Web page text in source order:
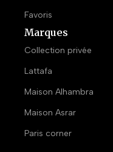
Favoris
Marques
Collection privée
Lattafa
Maison Alhambra
Maison Asrar
Paris corner